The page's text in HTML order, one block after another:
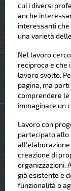
cui i diversi
anche
interessanti
una varietà
Nel lavoro
reciproca e che
lavoro svolto.
pagina, ma
comprendere
immaginare un
Lavoro con
partecipato allo
all'elaborazione
creazione di
organizzazioni.
già esistente e
funzionalità o